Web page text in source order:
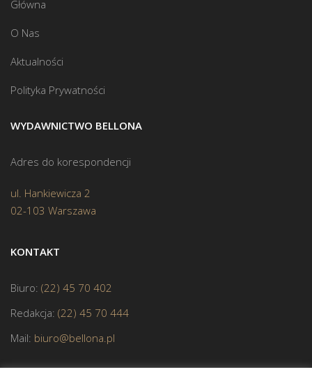
Główna
O Nas
Aktualności
Polityka Prywatności
WYDAWNICTWO BELLONA
Adres do korespondencji
ul. Hankiewicza 2
02-103 Warszawa
KONTAKT
Biuro: (22) 45 70 402
Redakcja: (22) 45 70 444
Mail: biuro@bellona.pl